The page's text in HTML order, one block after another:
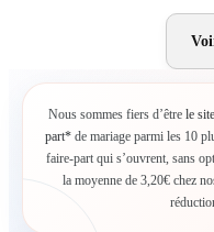
Nous sommes fiers d’être le
part*de mariage parmi les 10
faire-part qui s’ouvrent, sans
la moyenne de 3,20€ chez